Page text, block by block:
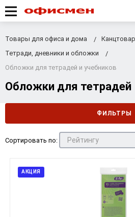
Товары для офиса и дома
Тетради, дневники и обложки
Обложки для тетрадей и учебников
Обложки для тетрадей
ФИЛЬТРЫ
Сортировать по:
АКЦИЯ